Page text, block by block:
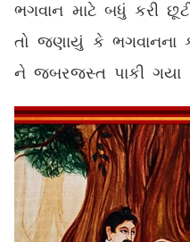
ભગવાન માટે બધું કરી
તો જણાયું કે ભગવાનના
ને જબરજસ્ત પાકી ગયા